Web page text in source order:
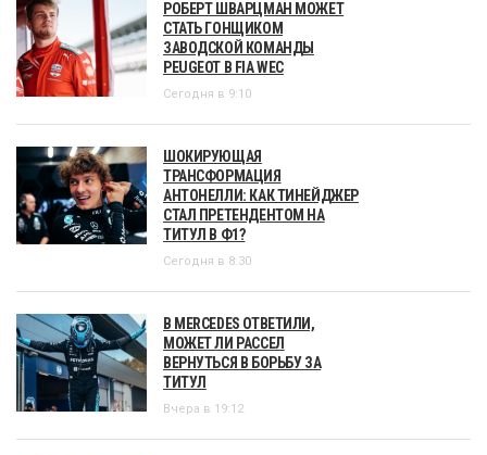
РОБЕРТ ШВАРЦМАН МОЖЕТ
СТАТЬ ГОНЩИКОМ
ЗАВОДСКОЙ КОМАНДЫ
PEUGEOT В FIA WEC
Сегодня в 9:10
ШОКИРУЮЩАЯ
ТРАНСФОРМАЦИЯ
АНТОНЕЛЛИ: КАК ТИНЕЙДЖЕР
СТАЛ ПРЕТЕНДЕНТОМ НА
ТИТУЛ В Ф1?
Сегодня в 8:30
В MERCEDES ОТВЕТИЛИ,
МОЖЕТ ЛИ РАССЕЛ
ВЕРНУТЬСЯ В БОРЬБУ ЗА
ТИТУЛ
Вчера в 19:12